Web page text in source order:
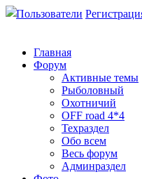
Пользователи
Главная
Форум
Активные темы
Рыболовный
Охотничий
OFF road 4*4
Техраздел
Обо всем
Весь форум
Админраздел